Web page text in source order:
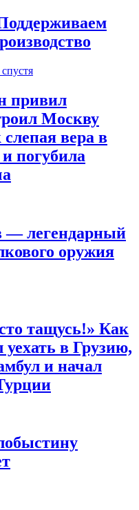
привил
Москву
вера в
погубила
— легендарный
оружия
тащусь!» Как
уехать в Грузию,
и начал